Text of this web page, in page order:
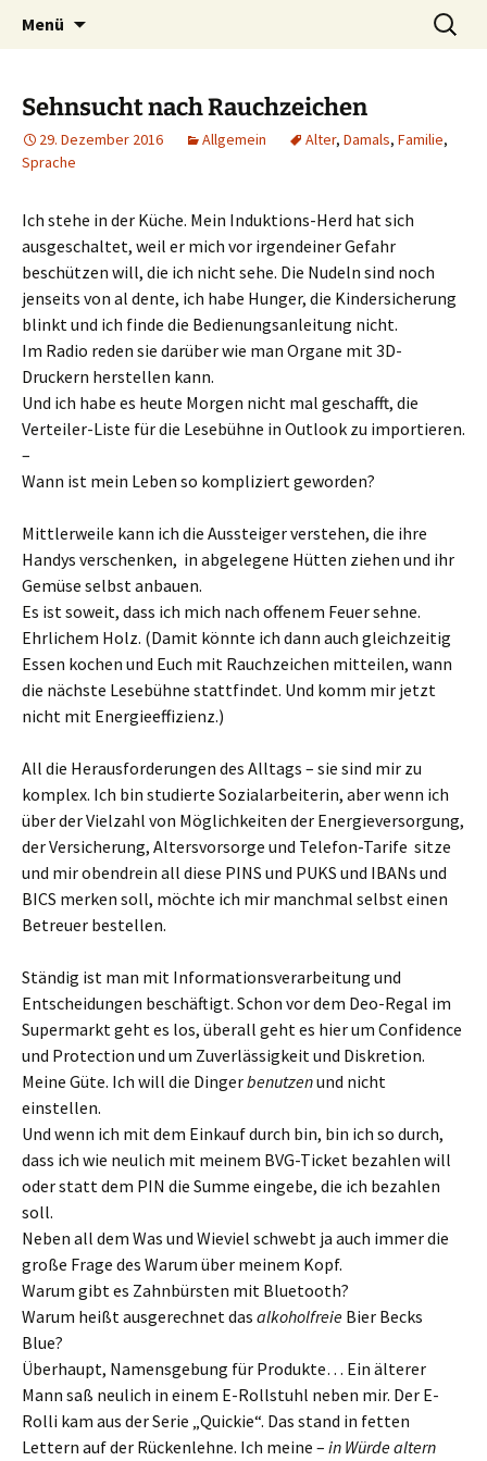
regenrausch.de
Susanne M. Riedel
Menü
Suchen
nach:
Sehnsucht nach Rauchzeichen
29. Dezember 2016 Allgemein Alter, Damals, Familie,
Sprache
Ich stehe in der Küche. Mein Induktions-Herd hat sich
ausgeschaltet, weil er mich vor irgendeiner Gefahr
beschützen will, die ich nicht sehe. Die Nudeln sind noch
jenseits von al dente, ich habe Hunger, die Kindersicherung
blinkt und ich finde die Bedienungsanleitung nicht.
Im Radio reden sie darüber wie man Organe mit 3D-
Druckern herstellen kann.
Und ich habe es heute Morgen nicht mal geschafft, die
Verteiler-Liste für die Lesebühne in Outlook zu importieren.
–
Wann ist mein Leben so kompliziert geworden?
Mittlerweile kann ich die Aussteiger verstehen, die ihre
Handys verschenken, in abgelegene Hütten ziehen und ihr
Gemüse selbst anbauen.
Es ist soweit, dass ich mich nach offenem Feuer sehne.
Ehrlichem Holz. (Damit könnte ich dann auch gleichzeitig
Essen kochen und Euch mit Rauchzeichen mitteilen, wann
die nächste Lesebühne stattfindet. Und komm mir jetzt
nicht mit Energieeffizienz.)
All die Herausforderungen des Alltags – sie sind mir zu
komplex. Ich bin studierte Sozialarbeiterin, aber wenn ich
über der Vielzahl von Möglichkeiten der Energieversorgung,
der Versicherung, Altersvorsorge und Telefon-Tarife sitze
und mir obendrein all diese PINS und PUKS und IBANs und
BICS merken soll, möchte ich mir manchmal selbst einen
Betreuer bestellen.
Ständig ist man mit Informationsverarbeitung und
Entscheidungen beschäftigt. Schon vor dem Deo-Regal im
Supermarkt geht es los, überall geht es hier um Confidence
und Protection und um Zuverlässigkeit und Diskretion.
Meine Güte. Ich will die Dingerbenutzenund nicht
einstellen.
Und wenn ich mit dem Einkauf durch bin, bin ich so durch,
dass ich wie neulich mit meinem BVG-Ticket bezahlen will
oder statt dem PIN die Summe eingebe, die ich bezahlen
soll.
Neben all dem Was und Wieviel schwebt ja auch immer die
große Frage des Warum über meinem Kopf.
Warum gibt es Zahnbürsten mit Bluetooth?
Warum heißt ausgerechnet das alkoholfreie Bier Becks
Blue?
Überhaupt, Namensgebung für Produkte… Ein älterer
Mann saß neulich in einem E-Rollstuhl neben mir. Der E-
Rolli kam aus der Serie „Quickie“. Das stand in fetten
Lettern auf der Rückenlehne. Ich meine – in Würde altern